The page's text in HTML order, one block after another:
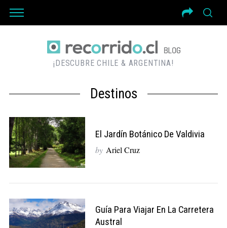
¡DESCUBRE CHILE & ARGENTINA!
Destinos
El Jardín Botánico De Valdivia
by Ariel Cruz
Guía Para Viajar En La Carretera
Austral